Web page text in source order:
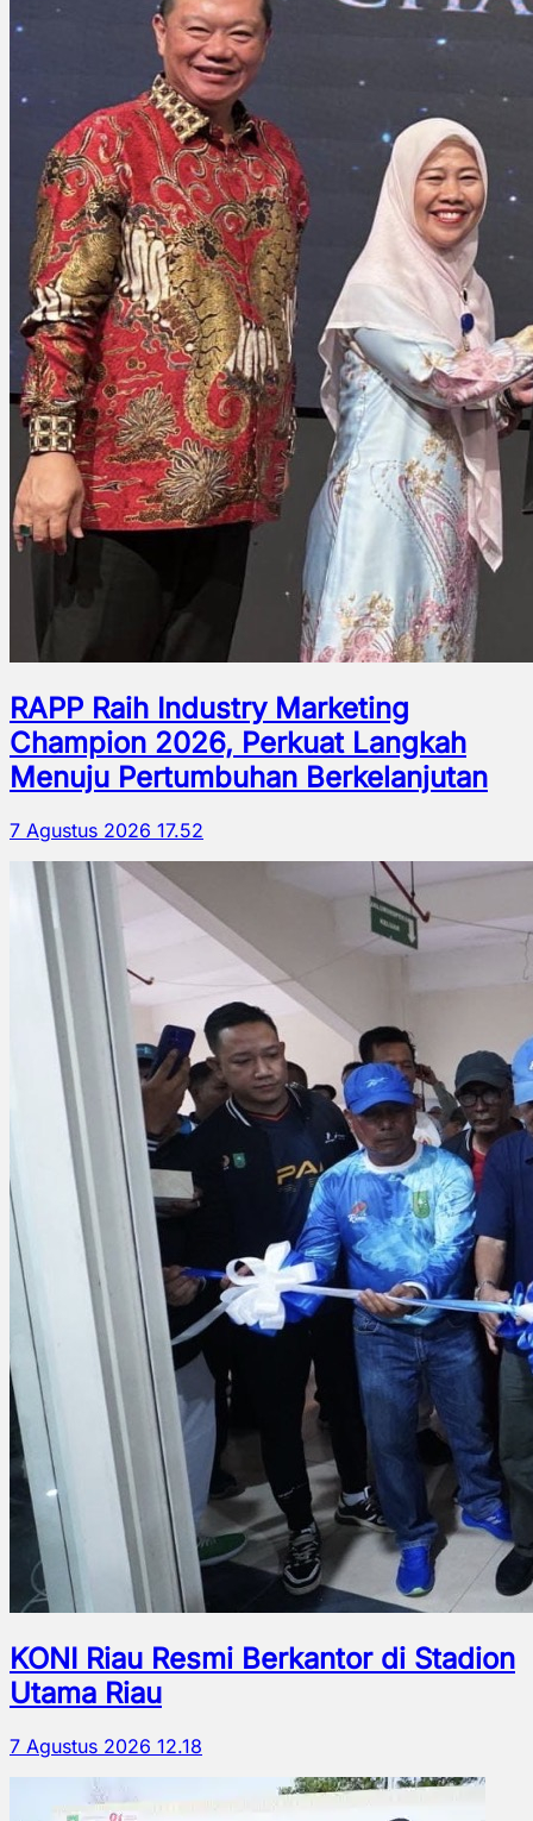
RAPP Raih Industry Marketing
Champion 2026, Perkuat Langkah
Menuju Pertumbuhan Berkelanjutan
7 Agustus 2026 17.52
KONI Riau Resmi Berkantor di Stadion
Utama Riau
7 Agustus 2026 12.18